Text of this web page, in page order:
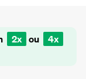
2x ou 4x